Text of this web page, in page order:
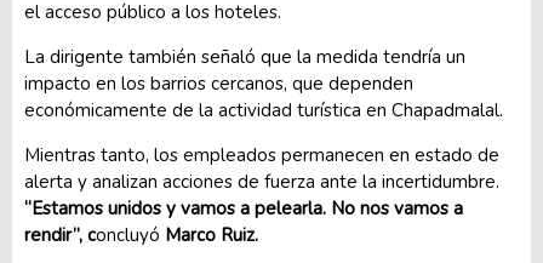
el acceso público a los hoteles.
La dirigente también señaló que la medida tendría un
impacto en los barrios cercanos, que dependen
económicamente de la actividad turística en Chapadmalal.
Mientras tanto, los empleados permanecen en estado de
alerta y analizan acciones de fuerza ante la incertidumbre.
“Estamos unidos y vamos a pelearla. No nos vamos a
rendir”, concluyó Marco Ruiz.